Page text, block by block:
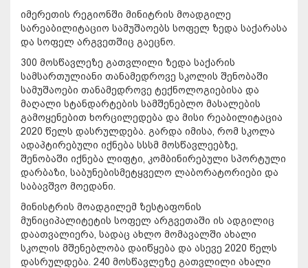
იმერეთის რეგიონში მინიტრის მოადგილე
სარეაბილიტაციო სამუშაოებს სოფელ ზედა საქარასა
და სოფელ არგვეთშიც გაეცნო.
300 მოსწავლეზე გათვლილი ზედა საქარის
სამსართულიანი თანამედროვე სკოლის შენობაში
სამუშაოები თანამედროვე ტექნოლოგიებისა და
მაღალი სტანდარტების სამშენებლო მასალების
გამოყენებით ხორცილედება და მისი რეაბილიტაცია
2020 წელს დასრულდება. გარდა იმისა, რომ სკოლა
ადაპტირებული იქნება სსსმ მოსწავლეებზე,
შენობაში იქნება ლიფტი, კომბინირებული სპორტული
დარბაზი, საბუნებისმეტყველო ლაბორატორიები და
საბავშვო მოედანი.
მინისტრის მოადგილემ ზესტაფონის
მუნიციპალიტეტის სოფელ არგვეთაში ის ადგილიც
დაათვალიერა, სადაც ახლო მომავალში ახალი
სკოლის მშენებლობა დაიწყება და ასევე 2020 წელს
დასრულდება. 240 მოსწავლეზე გათვლილი ახალი